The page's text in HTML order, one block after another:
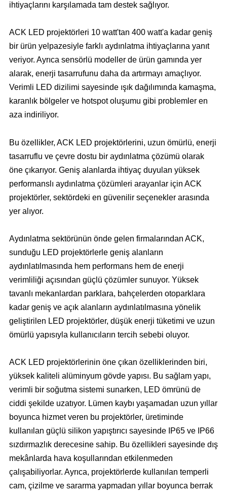
ihtiyaçlarını karşılamada tam destek sağlıyor.
ACK LED projektörleri 10 watt'tan 400 watt'a kadar geniş
bir ürün yelpazesiyle farklı aydınlatma ihtiyaçlarına yanıt
veriyor. Ayrıca sensörlü modeller de ürün gamında yer
alarak, enerji tasarrufunu daha da artırmayı amaçlıyor.
Verimli LED dizilimi sayesinde ışık dağılımında kamaşma,
karanlık bölgeler ve hotspot oluşumu gibi problemler en
aza indiriliyor.
Bu özellikler, ACK LED projektörlerini, uzun ömürlü, enerji
tasarruflu ve çevre dostu bir aydınlatma çözümü olarak
öne çıkarıyor. Geniş alanlarda ihtiyaç duyulan yüksek
performanslı aydınlatma çözümleri arayanlar için ACK
projektörler, sektördeki en güvenilir seçenekler arasında
yer alıyor.
Aydınlatma sektörünün önde gelen firmalarından ACK,
sunduğu LED projektörlerle geniş alanların
aydınlatılmasında hem performans hem de enerji
verimliliği açısından güçlü çözümler sunuyor. Yüksek
tavanlı mekanlardan parklara, bahçelerden otoparklara
kadar geniş ve açık alanların aydınlatılmasına yönelik
geliştirilen LED projektörler, düşük enerji tüketimi ve uzun
ömürlü yapısıyla kullanıcıların tercih sebebi oluyor.
ACK LED projektörlerinin öne çıkan özelliklerinden biri,
yüksek kaliteli alüminyum gövde yapısı. Bu sağlam yapı,
verimli bir soğutma sistemi sunarken, LED ömrünü de
ciddi şekilde uzatıyor. Lümen kaybı yaşamadan uzun yıllar
boyunca hizmet veren bu projektörler, üretiminde
kullanılan güçlü silikon yapıştırıcı sayesinde IP65 ve IP66
sızdırmazlık derecesine sahip. Bu özellikleri sayesinde dış
mekânlarda hava koşullarından etkilenmeden
çalışabiliyorlar. Ayrıca, projektörlerde kullanılan temperli
cam, çizilme ve sararma yapmadan yıllar boyunca berrak